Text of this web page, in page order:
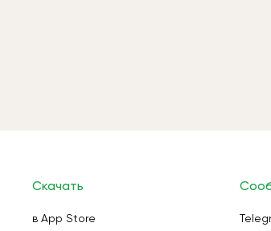
Скачать
в App Store